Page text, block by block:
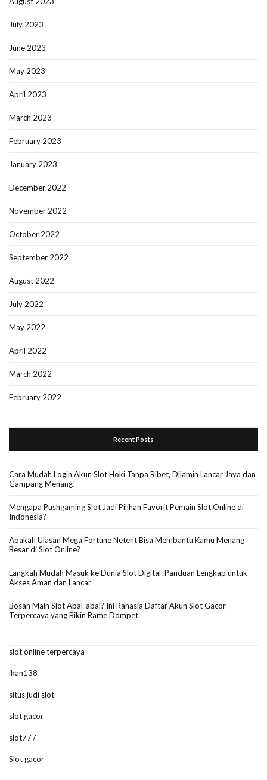
July 2023
June 2023
May 2023
April 2023
March 2023
February 2023
January 2023
December 2022
November 2022
October 2022
September 2022
August 2022
July 2022
May 2022
April 2022
March 2022
February 2022
Recent Posts
Cara Mudah Login Akun Slot Hoki Tanpa Ribet, Dijamin Lancar Jaya dan
Gampang Menang!
Mengapa Pushgaming Slot Jadi Pilihan Favorit Pemain Slot Online di
Indonesia?
Apakah Ulasan Mega Fortune Netent Bisa Membantu Kamu Menang
Besar di Slot Online?
Langkah Mudah Masuk ke Dunia Slot Digital: Panduan Lengkap untuk
Akses Aman dan Lancar
Bosan Main Slot Abal-abal? Ini Rahasia Daftar Akun Slot Gacor
Terpercaya yang Bikin Rame Dompet
slot online terpercaya
ikan138
situs judi slot
slot gacor
slot777
Slot gacor